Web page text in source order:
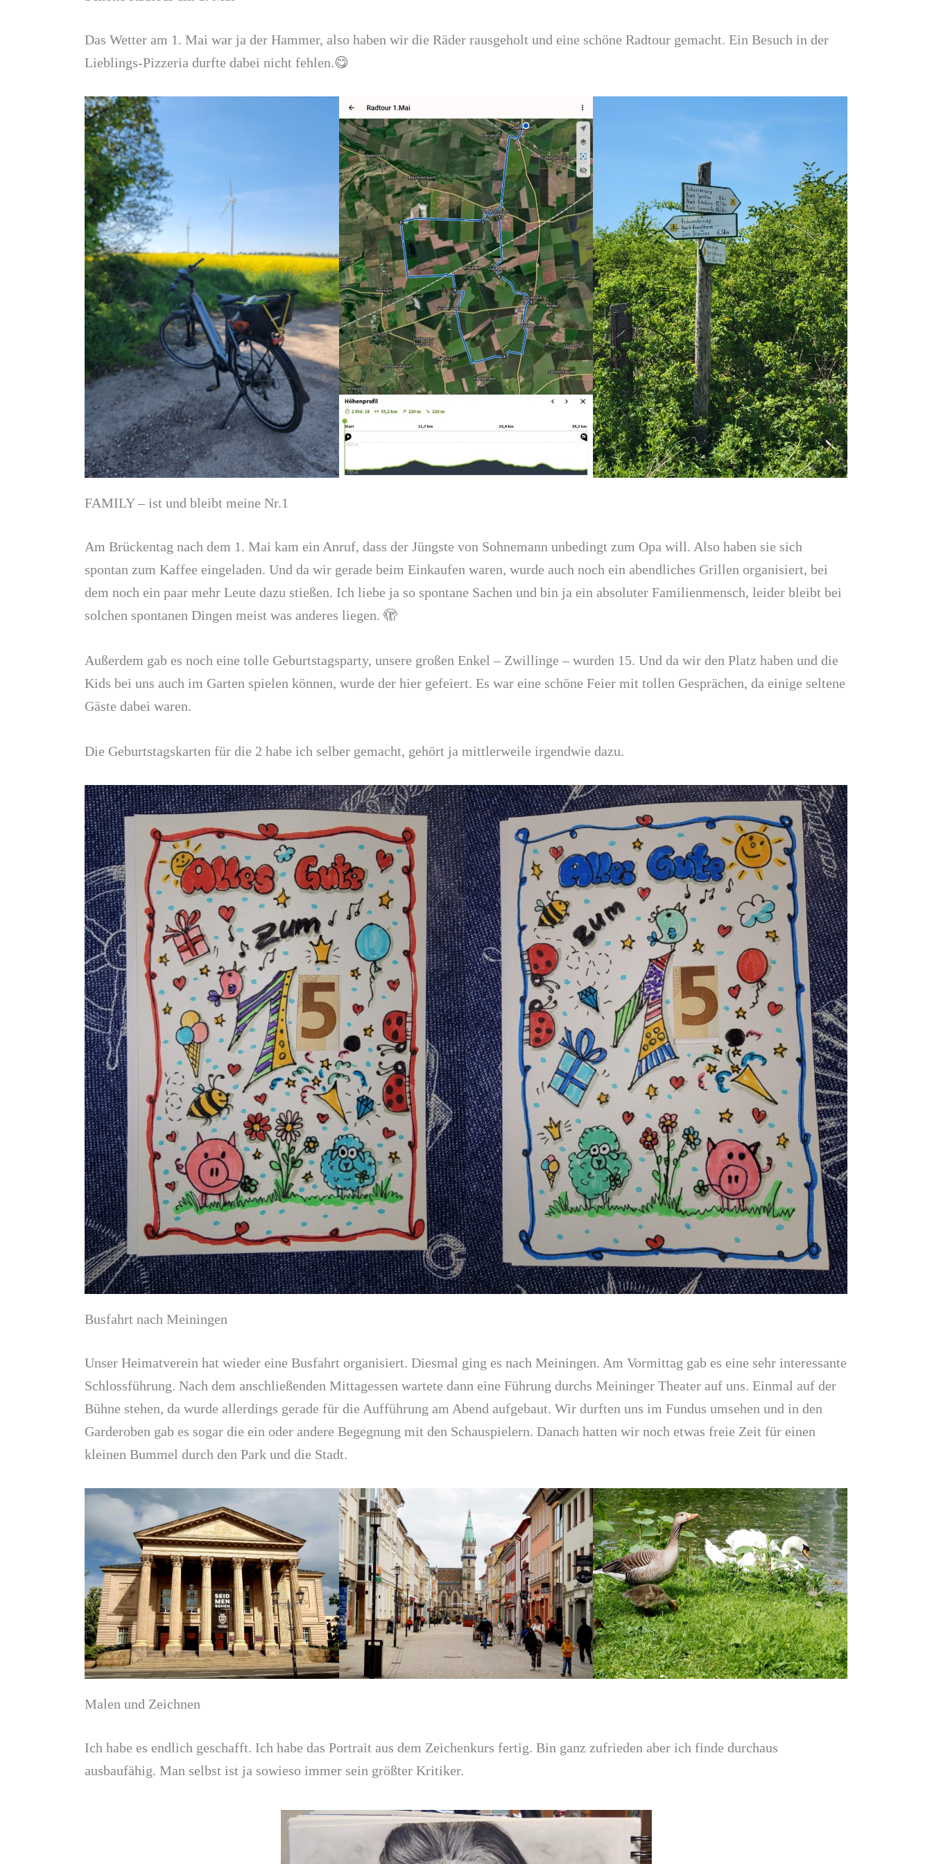
Das Wetter am 1. Mai war ja der Hammer, also haben wir die Räder rausgeholt und eine schöne Radtour gemacht. Ein Besuch in der
Lieblings-Pizzeria durfte dabei nicht fehlen.😋
FAMILY – ist und bleibt meine Nr.1
Am Brückentag nach dem 1. Mai kam ein Anruf, dass der Jüngste von Sohnemann unbedingt zum Opa will. Also haben sie sich
spontan zum Kaffee eingeladen. Und da wir gerade beim Einkaufen waren, wurde auch noch ein abendliches Grillen organisiert, bei
dem noch ein paar mehr Leute dazu stießen. Ich liebe ja so spontane Sachen und bin ja ein absoluter Familienmensch, leider bleibt bei
solchen spontanen Dingen meist was anderes liegen. 🫣
Außerdem gab es noch eine tolle Geburtstagsparty, unsere großen Enkel – Zwillinge – wurden 15. Und da wir den Platz haben und die
Kids bei uns auch im Garten spielen können, wurde der hier gefeiert. Es war eine schöne Feier mit tollen Gesprächen, da einige seltene
Gäste dabei waren.
Die Geburtstagskarten für die 2 habe ich selber gemacht, gehört ja mittlerweile irgendwie dazu.
Busfahrt nach Meiningen
Unser Heimatverein hat wieder eine Busfahrt organisiert. Diesmal ging es nach Meiningen. Am Vormittag gab es eine sehr interessante
Schlossführung. Nach dem anschließenden Mittagessen wartete dann eine Führung durchs Meininger Theater auf uns. Einmal auf der
Bühne stehen, da wurde allerdings gerade für die Aufführung am Abend aufgebaut. Wir durften uns im Fundus umsehen und in den
Garderoben gab es sogar die ein oder andere Begegnung mit den Schauspielern. Danach hatten wir noch etwas freie Zeit für einen
kleinen Bummel durch den Park und die Stadt.
Malen und Zeichnen
Ich habe es endlich geschafft. Ich habe das Portrait aus dem Zeichenkurs fertig. Bin ganz zufrieden aber ich finde durchaus
ausbaufähig. Man selbst ist ja sowieso immer sein größter Kritiker.